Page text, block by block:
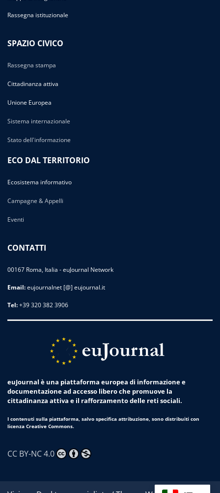
Rassegna istituzionale
SPAZIO CIVICO
Rassegna stampa
Cittadinanza attiva
Unione Europea
Sistema internazionale
Stato dell'informazione
ECO DAL TERRITORIO
Ecosistema informativo
Campagne & Appelli
Eventi
CONTATTI
00167 Roma, Italia - euJournal Network
Email:eujournalnet [@] eujournal.it
Tel:+39 320 382 3906
euJournal è una piattaforma europea di informazione e
documentazione ad accesso libero che promuove la
cittadinanza attiva e il rafforzamento delle reti sociali.
I contenuti sulla piattaforma, salvo specifica attribuzione, sono distribuiti con
licenza Creative Commons.
CC BY-NC 4.0